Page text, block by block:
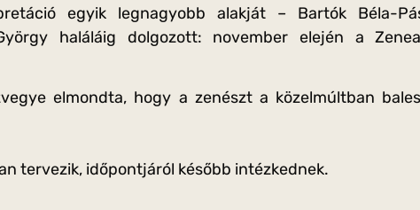
egyik legnagyobb alakját – Bartók Béla-
haláláig dolgozott: november elején a
elmondta, hogy a zenészt a közelmúltban
tervezik, időpontjáról később intézkednek.